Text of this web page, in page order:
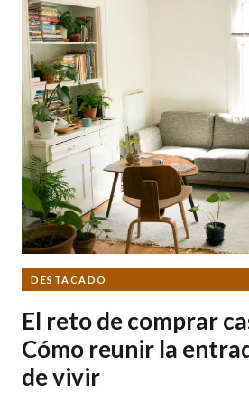
DESTACADO
El reto de comprar
Cómo reunir la
de vivir